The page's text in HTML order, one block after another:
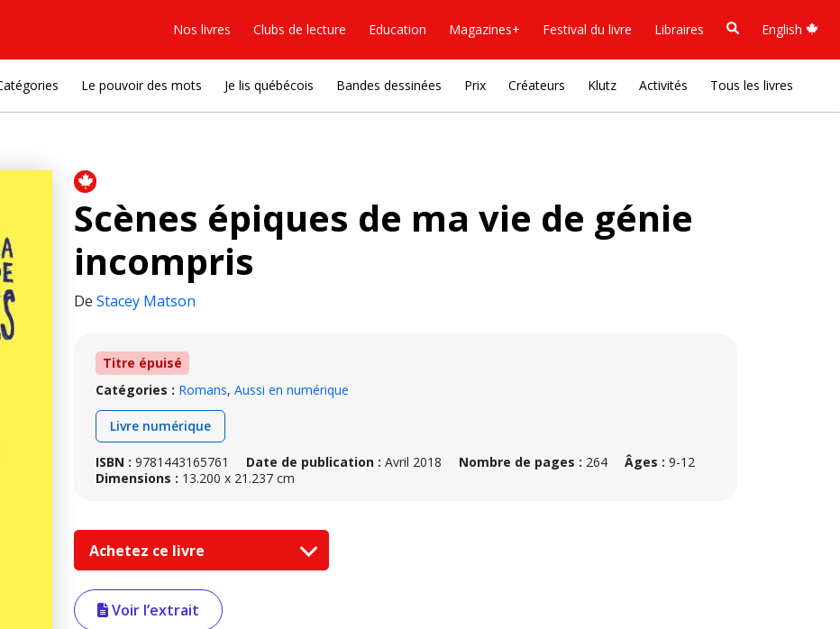
Nos livres Clubs de lecture Education Magazines+ Festival du livre Libraires English
Le pouvoir des mots Je lis québécois Bandes dessinées Prix Créateurs Klutz Activités Tous les livres
Scènes épiques de ma vie de génie
incompris
De Stacey Matson
Titre épuisé
Catégories : Romans, Aussi en numérique
Livre numérique
ISBN : 9781443165761 Date de publication : Avril 2018 Nombre de pages : 264 Âges : 9-12
Dimensions : 13.200 x 21.237 cm
Achetez ce livre
Voir l’extrait